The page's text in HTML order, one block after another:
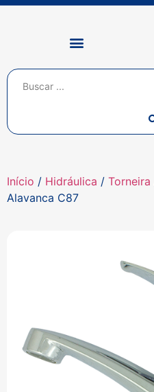
Início / Hidráulica / Torneira
Alavanca C87